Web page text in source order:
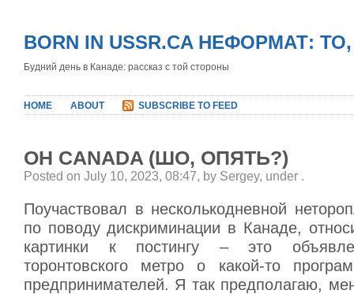
BORN IN USSR.CA НЕФОРМАТ:
Будний день в Канаде: рассказ с той стороны
HOME ABOUT SUBSCRIBE TO FEED
OH CANADA (ШО, ОПЯТЬ?)
Posted on July 10, 2023, 08:47, by Sergey, under .
Поучаствовал в несколькодневной
по поводу дискриминации в Канаде,
картинки к постингу – это
торонтовского метро о какой-то
предпринимателей. Я так предполагаю,